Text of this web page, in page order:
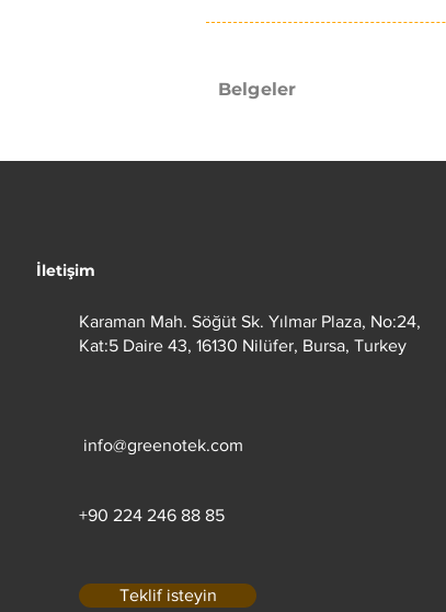
Belgeler
İletişim
Karaman Mah. Söğüt Sk. Yılmar Plaza, No:24,
Kat:5 Daire 43, 16130 Nilüfer, Bursa, Turkey
info@greenotek.com
+90 224 246 88 85
Teklif isteyin